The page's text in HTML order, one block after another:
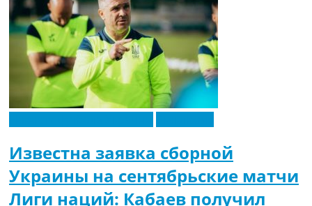
Известна заявка сборной
Украины на сентябрьские матчи
Лиги наций: Кабаев получил